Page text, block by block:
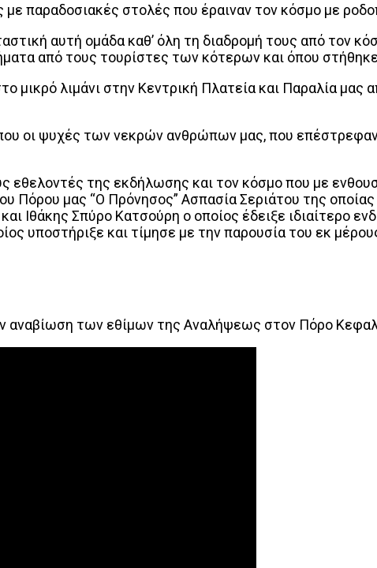
με παραδοσιακές στολές που έραιναν τον κόσμο με
αυτή ομάδα καθ’ όλη τη διαδρομή τους από τον
από τους τουρίστες των κότερων και όπου
μικρό λιμάνι στην Κεντρική Πλατεία και Παραλία
οι ψυχές των νεκρών ανθρώπων μας, που
εθελοντές της εκδήλωσης και τον κόσμο που με
Πόρου μας “Ο Πρόνησος” Ασπασία Σεριάτου της
Ιθάκης Σπύρο Κατσούρη ο οποίος έδειξε ιδιαίτερο
υποστήριξε και τίμησε με την παρουσία του εκ
αναβίωση των εθίμων της Αναλήψεως στον Πόρο